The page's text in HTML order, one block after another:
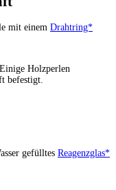
mit einem Drahtring*
Holzperlen
befestigt.
gefülltes Reagenzglas*